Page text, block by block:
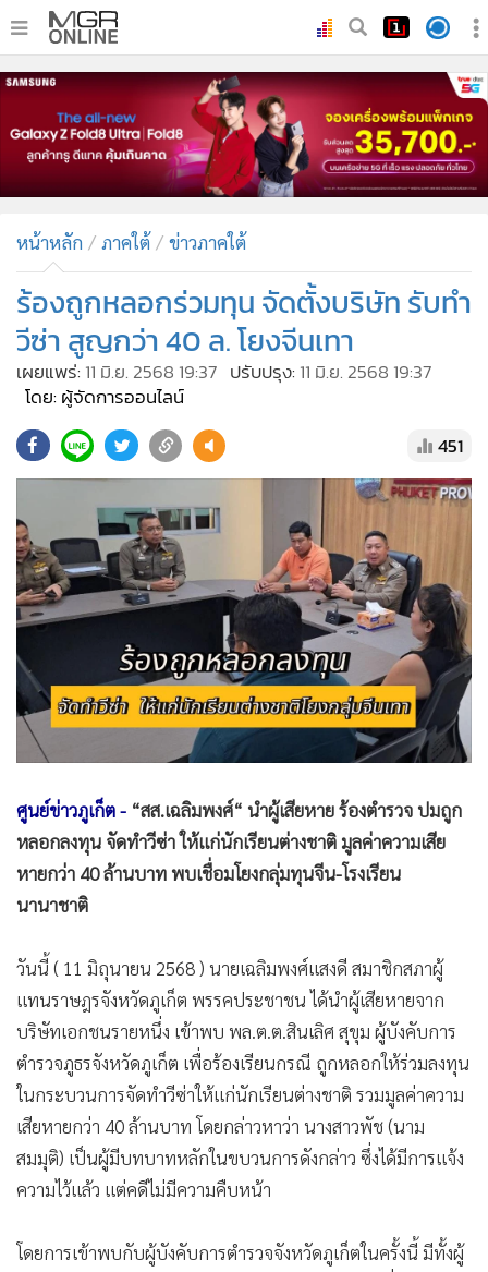
• หน้าหลัก
ทันเหตุการณ์
ภาคใต้
• ภูมิภาค
• บันเทิง
• ผู้จัดการรายวัน
• คอลัมนิสต์
• ละคร
CbizReview
• ผู้จัดกวน
Good health & Well-being
•
Green Innovation & SD
• Management & HR
• MGR Live
• Infographic
•
• ท่องเที่ยว
• กีฬา
• ต่างประเทศ
Special Scoop
•
เศรษฐกิจ-ธุรกิจ
ชุมชน-คุณภาพชีวิต
• Motoring
• เกม
• วิทยาศาสตร์
• SMEs
• หุ้น
• อินโดจีน
• กองทุนรวม
• Celeb Online
• ญี่ปุ่น
หน้าหลัก ภาคใต้ ข่าวภาคใต้
ร้องถูกหลอกร่วมทุน จัดตั้งบริษัท รับทำ
วีซ่า สูญกว่า 40 ล. โยงจีนเทา
เผยแพร่: 11 มิ.ย. 2568 19:37 ปรับปรุง: 11 มิ.ย. 2568 19:37
โดย: ผู้จัดการออนไลน์
451
ศูนย์ข่าวภูเก็ต - “สส.เฉลิมพงศ์“ นำผู้เสียหาย ร้องตำรวจ ปมถูก
หลอกลงทุน จัดทำวีซ่า ให้แก่นักเรียนต่างชาติ มูลค่าความเสีย
หายกว่า 40 ล้านบาท พบเชื่อมโยงกลุ่มทุนจีน-โรงเรียน
นานาชาติ
วันนี้ ( 11 มิถุนายน 2568 ) นายเฉลิมพงศ์แสงดี สมาชิกสภาผู้
แทนราษฎรจังหวัดภูเก็ต พรรคประชาชน ได้นำผู้เสียหายจาก
บริษัทเอกชนรายหนึ่ง เข้าพบ พล.ต.ต.สินเลิศ สุขุม ผู้บังคับการ
ตำรวจภูธรจังหวัดภูเก็ต เพื่อร้องเรียนกรณี ถูกหลอกให้ร่วมลงทุน
ในกระบวนการจัดทำวีซ่าให้แก่นักเรียนต่างชาติ รวมมูลค่าความ
เสียหายกว่า 40 ล้านบาท โดยกล่าวหาว่า นางสาวพัช (นาม
สมมุติ) เป็นผู้มีบทบาทหลักในขบวนการดังกล่าว ซึ่งได้มีการแจ้ง
ความไว้แล้ว แต่คดีไม่มีความคืบหน้า
โดยการเข้าพบกับผู้บังคับการตำรวจจังหวัดภูเก็ตในครั้งนี้ มีทั้งผู้